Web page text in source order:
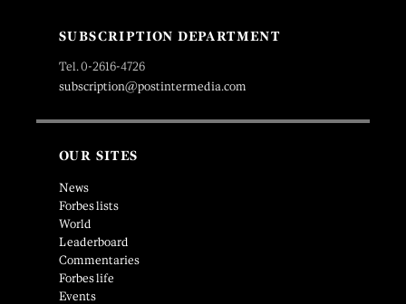
SUBSCRIPTION DEPARTMENT
Tel. 0-2616-4726
subscription@postintermedia.com
OUR SITES
News
Forbes lists
World
Leaderboard
Commentaries
Forbes life
Events